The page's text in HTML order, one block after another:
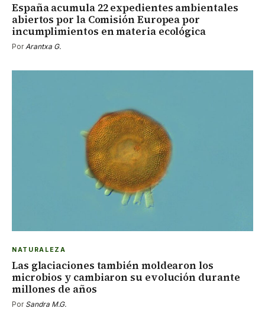
España acumula 22 expedientes ambientales
abiertos por la Comisión Europea por
incumplimientos en materia ecológica
PorArantxa G.
NATURALEZA
Las glaciaciones también moldearon los
microbios y cambiaron su evolución durante
millones de años
Por Sandra M.G.